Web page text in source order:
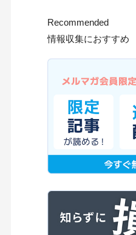
Recommended
情報収集におすすめ